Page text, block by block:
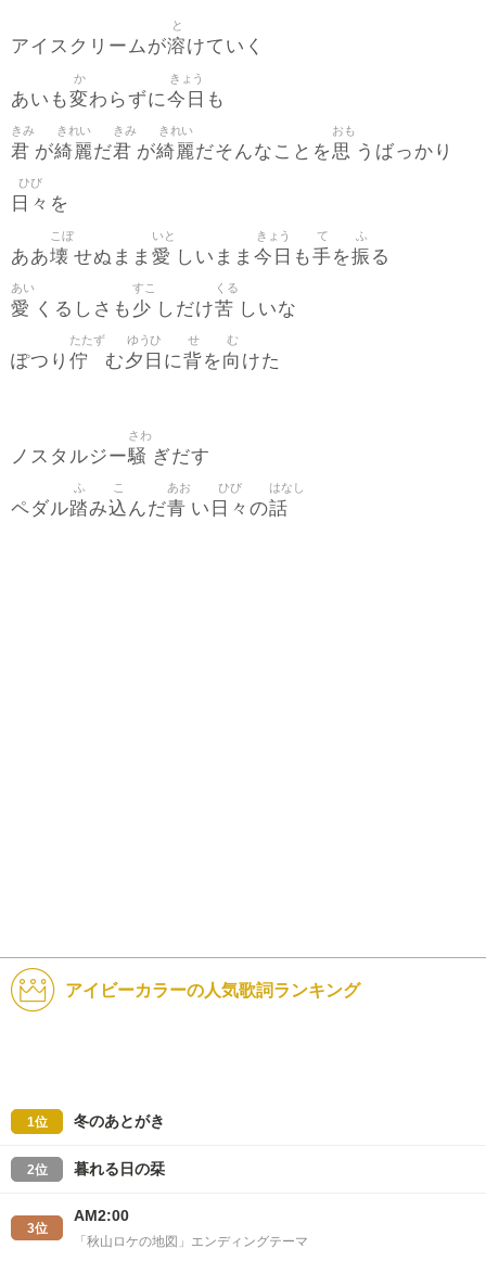
アイスクリームが溶
と
けていく
あいも変
か
わらずに今日
きょう
も
君
きみ
が綺麗
きれい
だ君
きみ
が綺麗
きれい
だそんなことを思
おも
うばっかり
日々
ひび
を
ああ壊
こぼ
せぬまま 愛
いと
しいまま 今日
きょう
も手
て
を振
ふ
る
愛
あい
くるしさも 少
すこ
しだけ苦
くる
しいな
ぽつり 佇
たたず
む夕日
ゆうひ
に背
せ
を向
む
けた
ノスタルジー騒
さわ
ぎだす
ペダル踏
ふ
み込
こ
んだ青
あお
い 日々
ひび
の話
はなし
アイビーカラーの人気歌詞ランキング
1位 冬のあとがき
2位 暮れる日の栞
3位
AM2:00
「秋山ロケの地図」エンディングテーマ